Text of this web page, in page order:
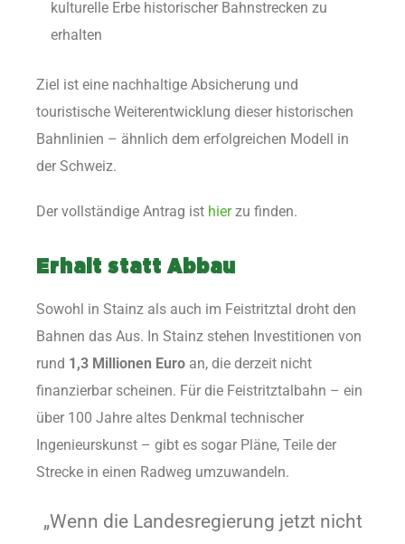
kulturelle Erbe historischer Bahnstrecken zu
erhalten
Ziel ist eine nachhaltige Absicherung und
touristische Weiterentwicklung dieser historischen
Bahnlinien – ähnlich dem erfolgreichen Modell in
der Schweiz.
Der vollständige Antrag ist hierzu finden.
Erhalt statt Abbau
Sowohl in Stainz als auch im Feistritztal droht den
Bahnen das Aus. In Stainz stehen Investitionen von
rund 1,3 Millionen Euro an, die derzeit nicht
finanzierbar scheinen. Für die Feistritztalbahn – ein
über 100 Jahre altes Denkmal technischer
Ingenieurskunst – gibt es sogar Pläne, Teile der
Strecke in einen Radweg umzuwandeln.
„Wenn die Landesregierung jetzt nicht